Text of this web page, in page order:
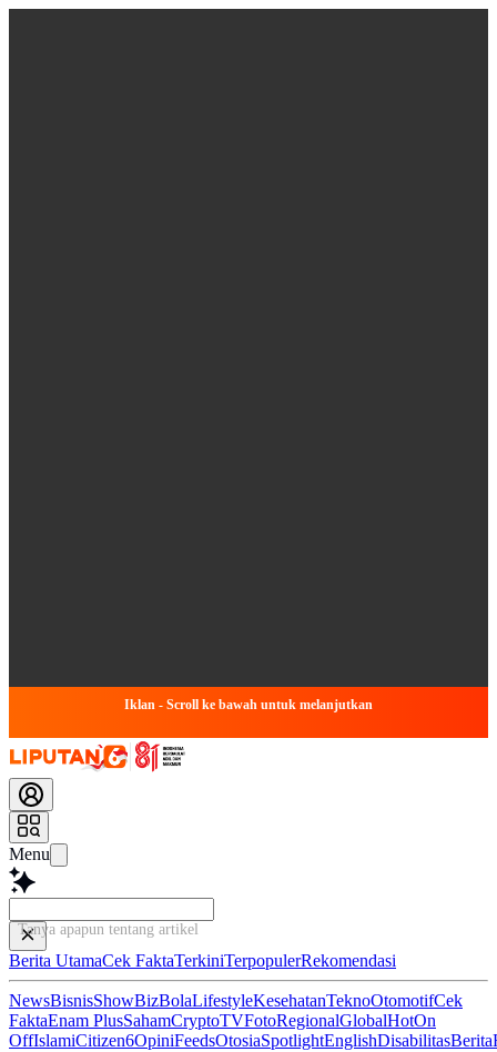
Iklan - Scroll ke bawah untuk melanjutkan
Menu
Tanya apapun tentang artikel ini...
Berita UtamaCek FaktaTerkiniTerpopulerRekomendasi
NewsBisnisShowBizBolaLifestyleKesehatanTeknoOtomotifCek
FaktaEnam PlusSahamCryptoTVFotoRegionalGlobalHotOn
OffIslamiCitizen6OpiniFeedsOtosiaSpotlightEnglishDisabilitasBerita